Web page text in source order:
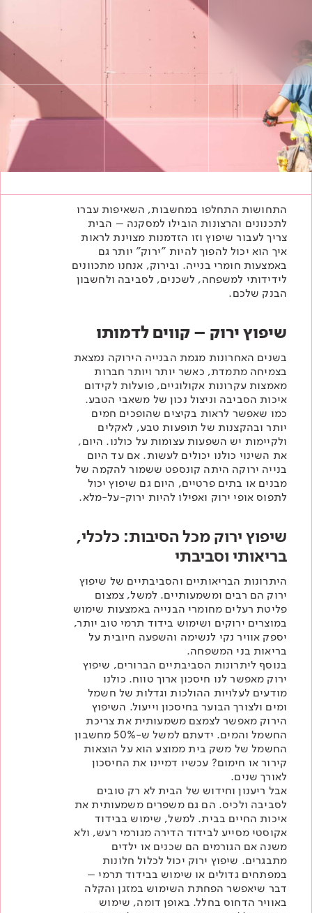
רובה
RAL
לכל מוצרי צבע וציפויים
מדיניות סביבתית
מדיניות מערכת משולבת ו - ISO
פתרונות לתעשייה צור קשר
התחושות התחלפו במחשבות, השאיפות עברו
לתכנונים והרצונות הובילו למסקנה – הבית
צריך לעבור שיפוץ וזו הזדמנות מצוינת לראות
איך הוא יכול להפוך להיות "ירוק" יותר גם
באמצעות חומרי בנייה. ובירוק, אנחנו מתכוונים
לידידותי למשפחה, לשכנים, לסביבה ולחשבון
הבנק שלכם.
שיפוץ ירוק – קווים לדמותו
בשנים האחרונות מגמת הבנייה הירוקה נמצאת
בצמיחה מתמדת, כאשר יותר ויותר חברות
מאמצות עקרונות אקולוגיים, פועלות לקידום
איכות הסביבה וניצול נכון של משאבי הטבע.
כמו שאפשר לראות בקיצים שהופכים חמים
יותר ובהקצנות של תופעות טבע, לאקלים
ולקיימות יש השפעות עצומות על כולנו. היום,
את השינוי כולנו יכולים לעשות. אם עד היום
בנייה ירוקה היתה קונספט ששמור להקמה של
מבנים או בתים פרטיים, היום גם שיפוץ יכול
לתפוס אופי ירוק ואפילו להיות ירוק-על-מלא.
שיפוץ ירוק מכל הסיבות: כלכלי,
בריאותי וסביבתי
היתרונות הבריאותיים והסביבתיים של שיפוץ
ירוק הם רבים ומשמעותיים. למשל, צמצום
פליטת רעלים מחומרי הבנייה באמצעות שימוש
במוצרים ירוקים ושימוש בידוד תרמי טוב יותר,
יספק אוויר נקי לנשימה והשפעה חיובית על
בריאות בני המשפחה.
בנוסף ליתרונות הסביבתיים הברורים, שיפוץ
ירוק מאפשר לנו חיסכון ארוך טווח. כולנו
מודעים לעלויות ההולכות וגדלות של חשמל
ומים ולצורך הבוער בחיסכון וייעול. השיפוץ
הירוק מאפשר לצמצם משמעותית את צריכת
החשמל והמים. ידעתם למשל ש-50% מחשבון
החשמל של משק בית ממוצע הוא על הוצאות
קירור או חימום? עכשיו דמיינו את החיסכון
לאורך שנים.
אבל ריענון וחידוש של הבית לא רק טובים
לסביבה ולכיס. הם גם משפרים משמעותית את
איכות החיים בבית. למשל, שימוש בבידוד
אקוסטי מסייע לבידוד הדירה מגורמי רעש, ולא
משנה אם הגורמים הם שכנים או ילדים
מתבגרים. שיפוץ ירוק יכול לכלול חלונות
במפתחים גדולים או שימוש בבידוד תרמי –
דבר שיאפשר הפחתת השימוש במזגן והקלה
באוויר הדחוס בחלל. באופן דומה, שימוש